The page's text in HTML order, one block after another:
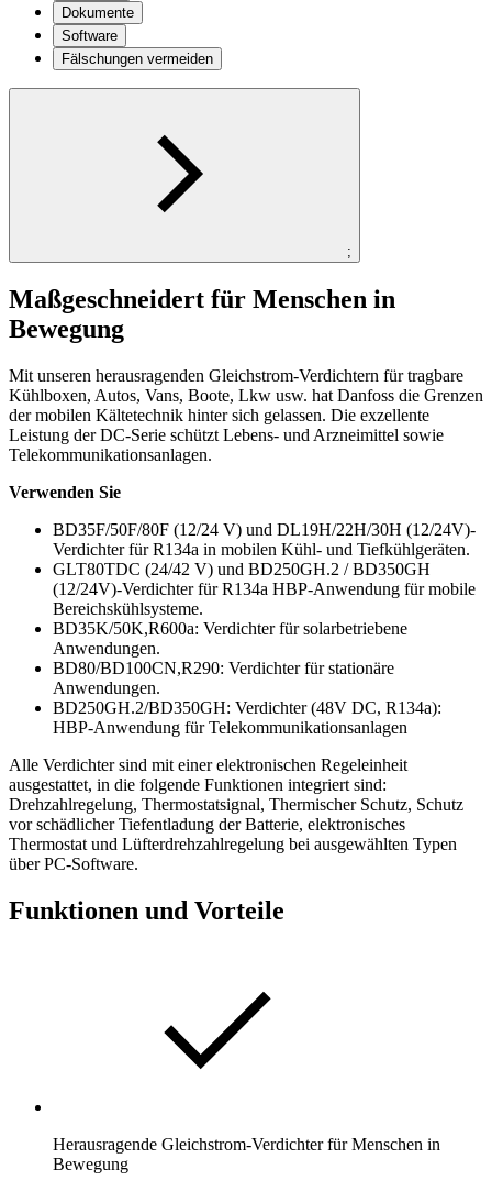
Dokumente
Software
Fälschungen vermeiden
;
Maßgeschneidert für Menschen in
Bewegung
Mit unseren herausragenden Gleichstrom-Verdichtern für tragbare
Kühlboxen, Autos, Vans, Boote, Lkw usw. hat Danfoss die Grenzen
der mobilen Kältetechnik hinter sich gelassen. Die exzellente
Leistung der DC-Serie schützt Lebens- und Arzneimittel sowie
Telekommunikationsanlagen.
Verwenden Sie
BD35F/50F/80F (12/24 V) und DL19H/22H/30H (12/24V)-
Verdichter für R134a in mobilen Kühl- und Tiefkühlgeräten.
GLT80TDC (24/42 V) und BD250GH.2 / BD350GH
(12/24V)-Verdichter für R134a HBP-Anwendung für mobile
Bereichskühlsysteme.
BD35K/50K,R600a: Verdichter für solarbetriebene
Anwendungen.
BD80/BD100CN,R290: Verdichter für stationäre
Anwendungen.
BD250GH.2/BD350GH: Verdichter (48V DC, R134a):
HBP-Anwendung für Telekommunikationsanlagen
Alle Verdichter sind mit einer elektronischen Regeleinheit
ausgestattet, in die folgende Funktionen integriert sind:
Drehzahlregelung, Thermostatsignal, Thermischer Schutz, Schutz
vor schädlicher Tiefentladung der Batterie, elektronisches
Thermostat und Lüfterdrehzahlregelung bei ausgewählten Typen
über PC-Software.
Funktionen und Vorteile
Herausragende Gleichstrom-Verdichter für Menschen in
Bewegung